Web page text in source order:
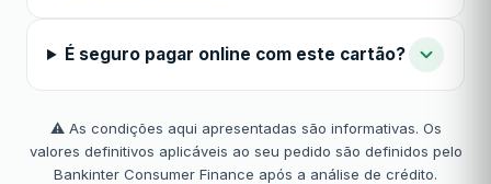
É seguro pagar online com este cartão?
⚠️ As condições aqui apresentadas são informativas. Os
valores definitivos aplicáveis ao seu pedido são definidos pelo
Bankinter Consumer Finance após a análise de crédito.